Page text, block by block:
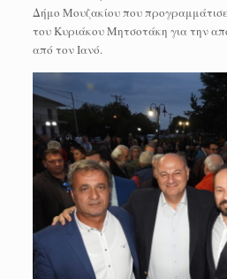
Δήμο Μουζακίου που προγραμμάτισε
του Κυριάκου Μητσοτάκη για την
από τον Ιανό.